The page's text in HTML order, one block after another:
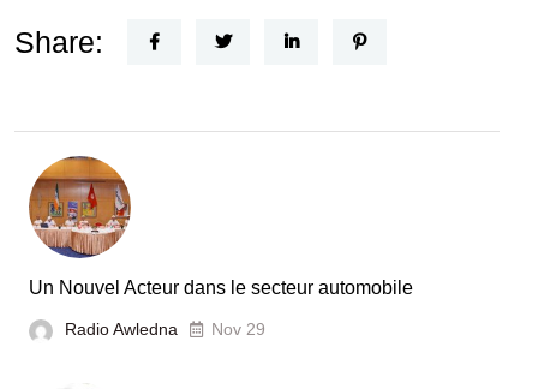
Horizon
France
Share:
Un Nouvel Acteur dans le secteur automobile
Radio Awledna Nov 29